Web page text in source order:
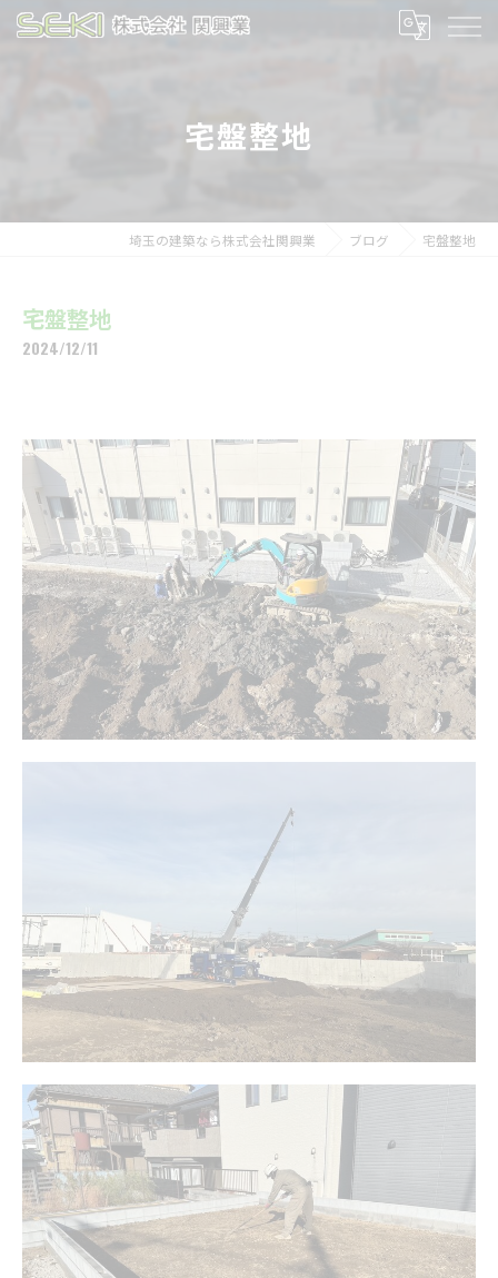
宅盤整地
埼玉の建築なら株式会社関興業 ブログ 宅盤整地
宅盤整地
2024/12/11